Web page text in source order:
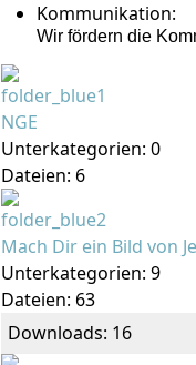
Kommunikation:
Wir fördern die
NGE
Unterkategorien: 0
Dateien: 6
Mach Dir ein Bild von
Unterkategorien: 9
Dateien: 63
Downloads: 16